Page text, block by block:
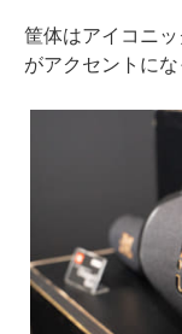
筐体はアイコニ
がアクセントにな